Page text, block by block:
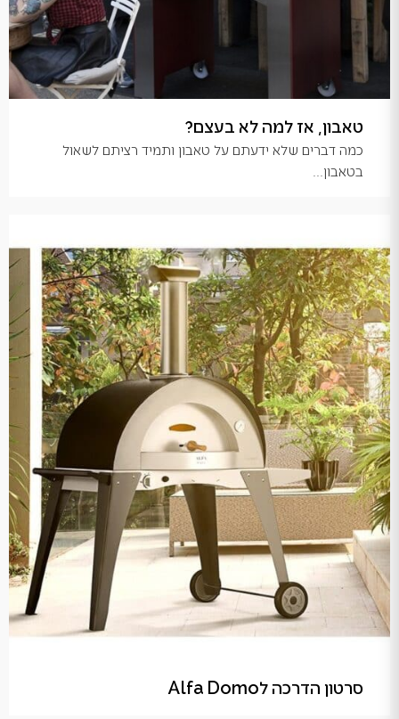
טאבון, אז למה לא בעצם?
כמה דברים שלא ידעתם על טאבון ותמיד רציתם לשאול
בטאבון...
סרטון הדרכה לAlfa Domo